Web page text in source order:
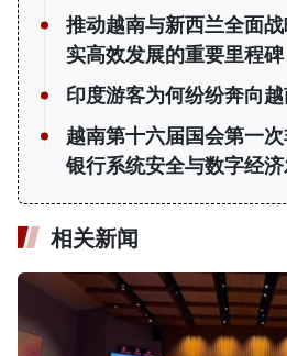
推动越南与新西兰全面
实高效发展的重要里程碑
印度游客为何纷纷奔向越
越南第十六届国会第一
银行系统安全与数字经
相关新闻